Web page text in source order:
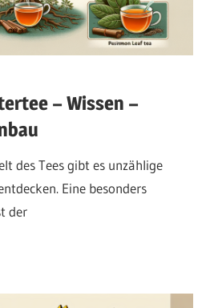
– Wissen –
des Tees gibt es unzählige
Eine besonders
der